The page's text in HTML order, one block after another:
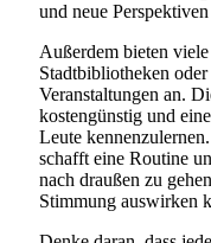
und neue
Außerdem bieten
Stadtbibliotheken
Veranstaltungen an.
kostengünstig und
Leute
schafft eine Routine
nach draußen zu
Stimmung auswirken